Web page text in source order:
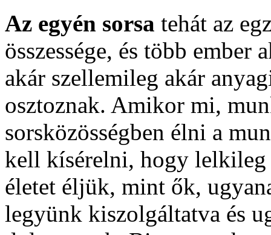
Az egyén sorsa tehát az
összessége, és több ember
akár szellemileg akár
osztoznak. Amikor mi,
sorsközösségben élni a
kell kísérelni, hogy lelkileg
életet éljük, mint ők,
legyünk kiszolgáltatva és